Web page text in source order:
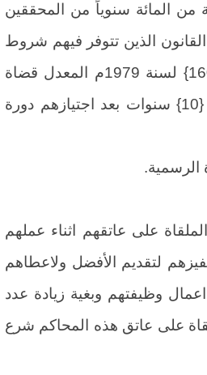
الاعلى تعيين مالايقل عن 7% سبعة من المائة سنوياً من المحققين
الذين تتوفر فيهم شروط
التعيين المنصوص عليها في قانون التنظيم القضائي {160} لسنة 1979م المعدل قضاة
ممن لديهم خدمة في المحاكم العراقية مدة لاتقل عن {10} سنوات بعد اجتيازهم دورة
على عاتقهم اثناء عملهم
لتقديم الأفضل ولاعطاهم
وظيفتهم وبغية زيادة عدد
على عاتق هذه المحاكم شرع